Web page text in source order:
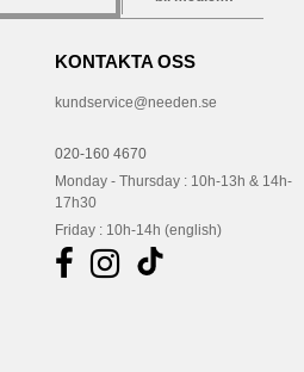
KONTAKTA OSS
kundservice@needen.se
020-160 4670
Monday - Thursday : 10h-13h & 14h-
17h30
Friday : 10h-14h (english)